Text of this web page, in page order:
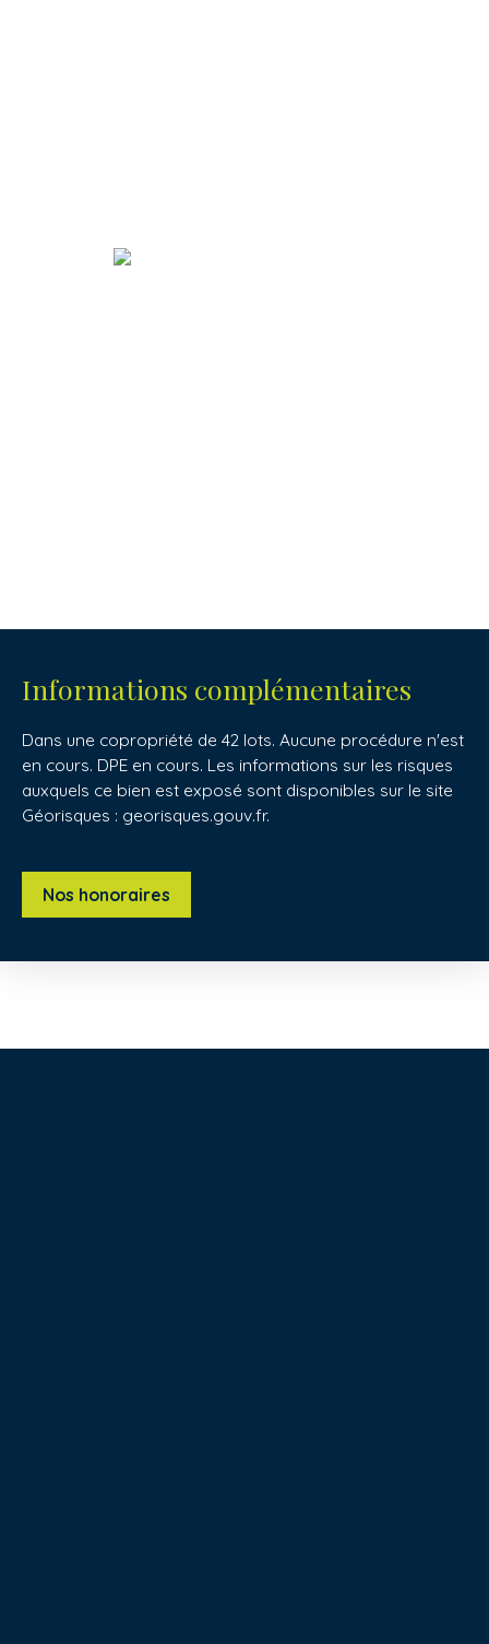
Informations complémentaires
Dans une copropriété de 42 lots. Aucune procédure n'est
en cours. DPE en cours. Les informations sur les risques
auxquels ce bien est exposé sont disponibles sur le site
Géorisques : georisques.gouv.fr.
Nos honoraires